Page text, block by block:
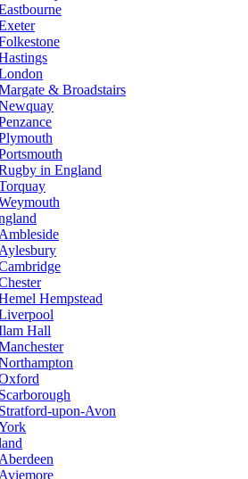
& Broadstairs
in England
Ambleside
Aylesbury
Hempstead
Hall
Scarborough
Stratford-upon-Avon
Aberdeen
Aviemore